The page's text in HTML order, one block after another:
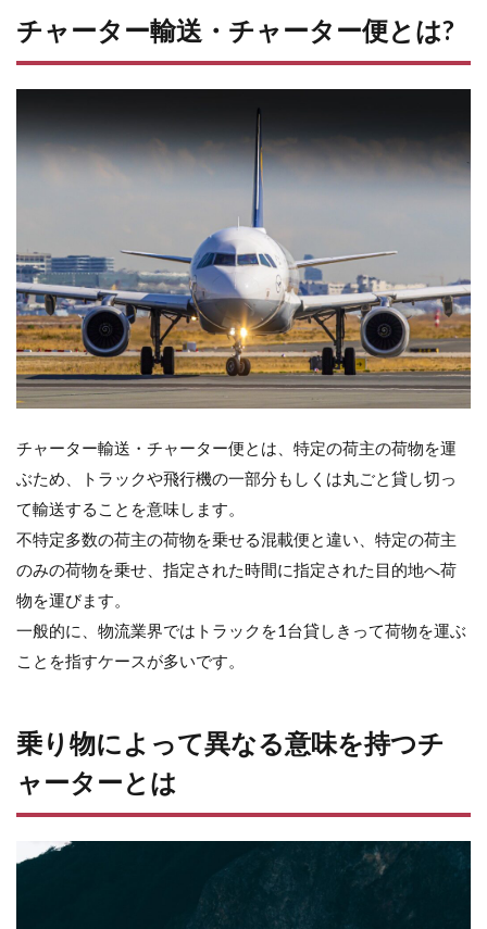
ー輸
送・
チャ
は?
に
よ
っ
て
異
な
る
意
を
持
つ
チ
ャ
タ
ー
は
2.1
2.2
船
2.3
トラ
ック
チャーター輸送・チャーター便とは?
チャーター輸送・チャーター便とは、特定の荷主の荷物を運
ぶため、トラックや飛行機の一部分もしくは丸ごと貸し切っ
て輸送することを意味します。
不特定多数の荷主の荷物を乗せる混載便と違い、特定の荷主
のみの荷物を乗せ、指定された時間に指定された目的地へ荷
物を運びます。
一般的に、物流業界ではトラックを1台貸しきって荷物を運ぶ
ことを指すケースが多いです。
乗り物によって異なる意味を持つチ
ャーターとは